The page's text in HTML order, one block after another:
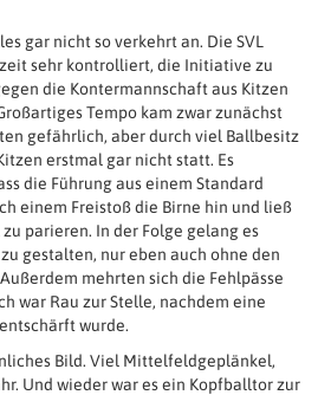
gar nicht so verkehrt an. Die SVL
sehr kontrolliert, die Initiative zu
die Kontermannschaft aus Kitzen
Tempo kam zwar zunächst
gefährlich, aber durch viel Ballbesitz
erstmal gar nicht statt. Es
die Führung aus einem Standard
einem Freistoß die Birne hin und ließ
parieren. In der Folge gelang es
gestalten, nur eben auch ohne den
mehrten sich die Fehlpässe
war Rau zur Stelle, nachdem eine
wurde.
Bild. Viel Mittelfeldgeplänkel,
Und wieder war es ein Kopfballtor zur